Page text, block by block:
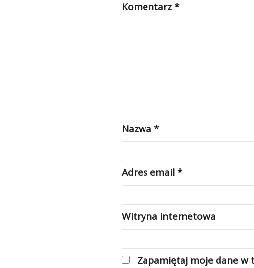
Komentarz*
Nazwa *
Adres email*
Witryna internetowa
Zapamiętaj moje dane w